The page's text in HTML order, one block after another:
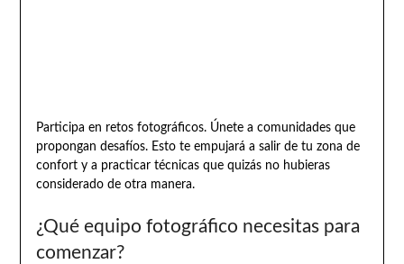
Participa en retos fotográficos. Únete a comunidades que
propongan desafíos. Esto te empujará a salir de tu zona de
confort y a practicar técnicas que quizás no hubieras
considerado de otra manera.
¿Qué equipo fotográfico necesitas para
comenzar?